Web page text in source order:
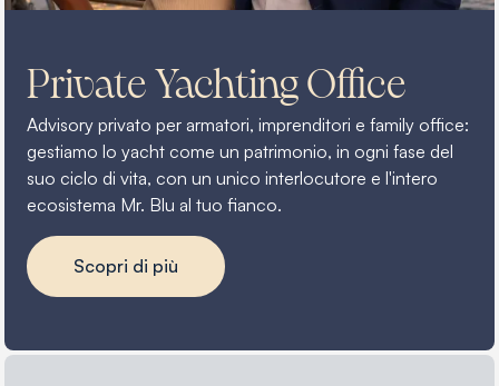
Private Yachting Office
Advisory privato per armatori, imprenditori e family office:
gestiamo lo yacht come un patrimonio, in ogni fase del
suo ciclo di vita, con un unico interlocutore e l'intero
ecosistema Mr. Blu al tuo fianco.
Scopri di più